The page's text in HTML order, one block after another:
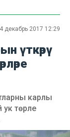
декабрь 2017 12:29
үткәрү
карлы
төрле